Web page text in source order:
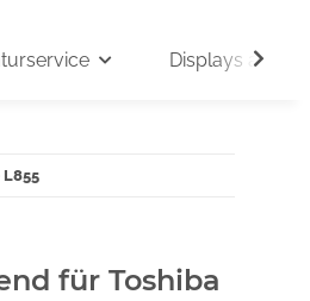
Displays auf
für Toshiba